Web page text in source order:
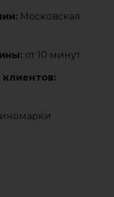
Московская
от 10 минут
иномарки